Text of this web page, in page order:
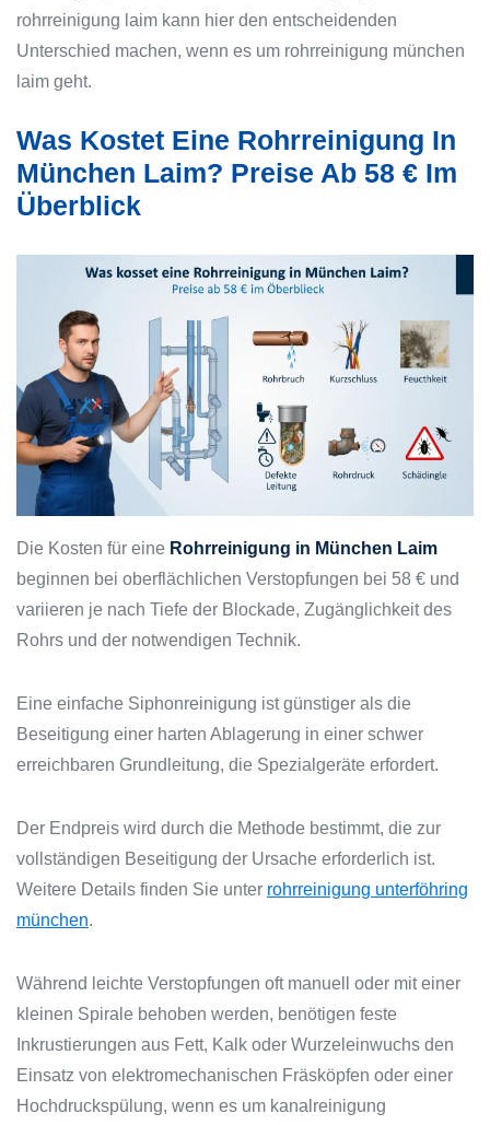
rohrreinigung laim kann hier den entscheidenden
Unterschied machen, wenn es um rohrreinigung münchen
laim geht.
Was Kostet Eine Rohrreinigung In
München Laim? Preise Ab 58 € Im
Überblick
Die Kosten für eine Rohrreinigung in München Laim
beginnen bei oberflächlichen Verstopfungen bei 58 € und
variieren je nach Tiefe der Blockade, Zugänglichkeit des
Rohrs und der notwendigen Technik.
Eine einfache Siphonreinigung ist günstiger als die
Beseitigung einer harten Ablagerung in einer schwer
erreichbaren Grundleitung, die Spezialgeräte erfordert.
Der Endpreis wird durch die Methode bestimmt, die zur
vollständigen Beseitigung der Ursache erforderlich ist.
Weitere Details finden Sie unter rohrreinigung unterföhring
münchen.
Während leichte Verstopfungen oft manuell oder mit einer
kleinen Spirale behoben werden, benötigen feste
Inkrustierungen aus Fett, Kalk oder Wurzeleinwuchs den
Einsatz von elektromechanischen Fräsköpfen oder einer
Hochdruckspülung, wenn es um kanalreinigung